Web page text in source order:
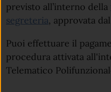
previsto all’interno della
segreteria, approvata
Puoi effettuare il
procedura attivata
Telematico